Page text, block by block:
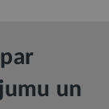
un